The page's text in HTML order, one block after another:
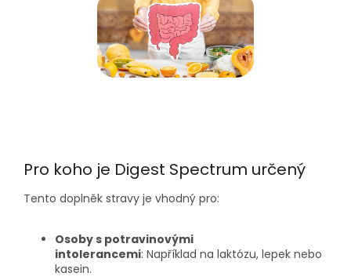
Pro koho je Digest Spectrum určený
Tento doplněk stravy je vhodný pro:
Osoby s potravinovými
intolerancemi: Například na laktózu, lepek nebo
kasein.